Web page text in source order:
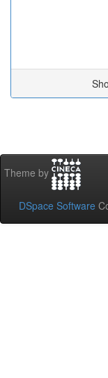
Theme by
DSpace Software